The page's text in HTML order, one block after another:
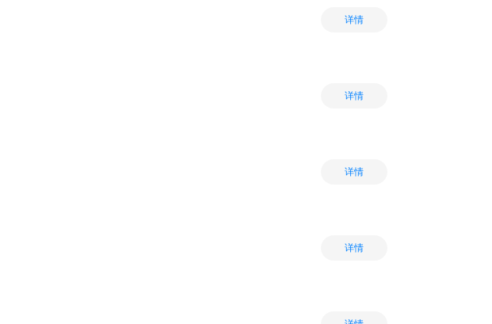
详情
详情
详情
详情